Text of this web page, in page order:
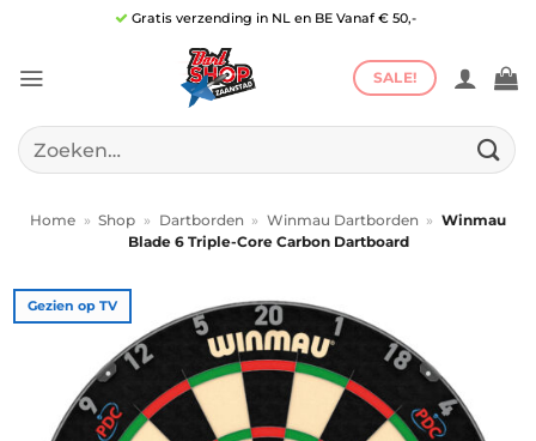
inhoud
Gratis verzending in NL en BE Vanaf € 50,-
SALE!
Zoeken
naar:
Home » Shop » Dartborden » Winmau Dartborden » Winmau
Blade 6 Triple-Core Carbon Dartboard
Gezien op TV